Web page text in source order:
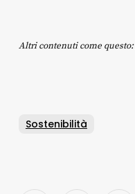
Altri contenuti come questo:
Sostenibilità